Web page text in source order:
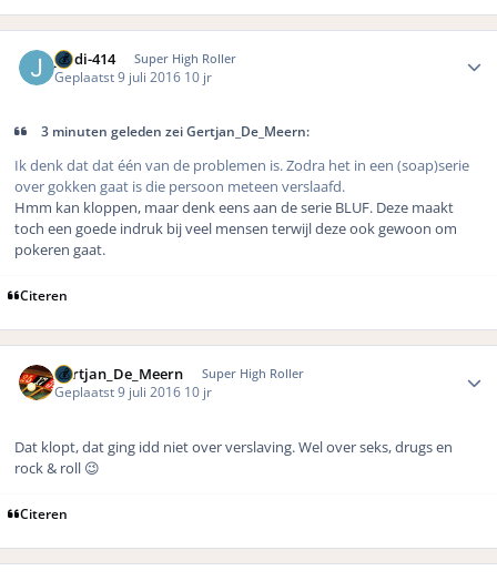
jordi-414 Super High Roller
Geplaatst9 juli 2016 10 jr
3 minuten geleden zei Gertjan_De_Meern:
Ik denk dat dat één van de problemen is. Zodra het in een (soap)serie
over gokken gaat is die persoon meteen verslaafd.
Hmm kan kloppen, maar denk eens aan de serie BLUF. Deze maakt
toch een goede indruk bij veel mensen terwijl deze ook gewoon om
pokeren gaat.
Citeren
Gertjan_De_Meern Super High Roller
Geplaatst9 juli 2016 10 jr
Dat klopt, dat ging idd niet over verslaving. Wel over seks, drugs en
rock & roll 😉
Citeren